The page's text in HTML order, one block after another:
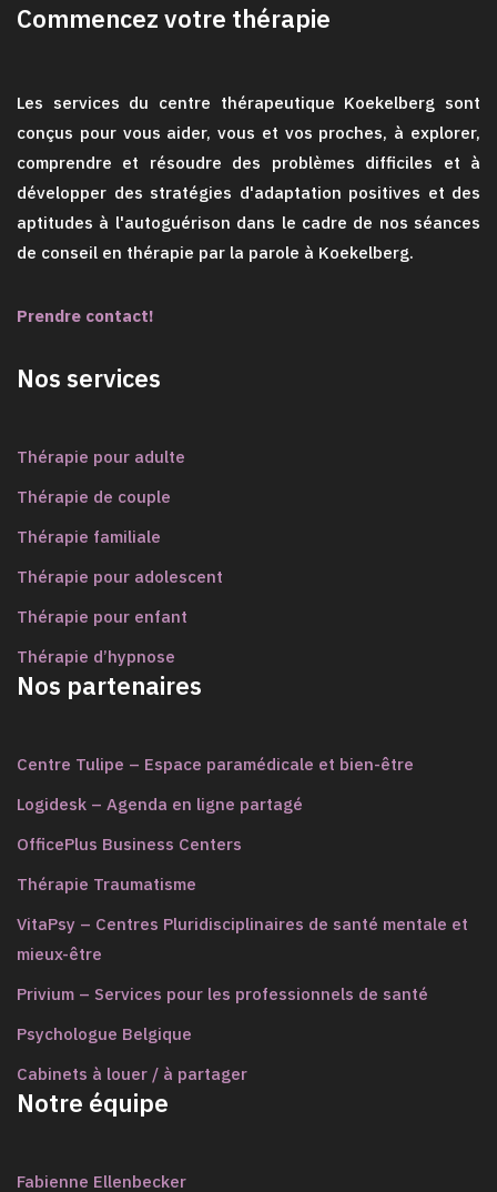
Commencez votre thérapie
Les services du centre thérapeutique Koekelberg sont
conçus pour vous aider, vous et vos proches, à explorer,
comprendre et résoudre des problèmes difficiles et à
développer des stratégies d'adaptation positives et des
aptitudes à l'autoguérison dans le cadre de nos séances
de conseil en thérapie par la parole à Koekelberg.
Prendre contact!
Nos services
Thérapie pour adulte
Thérapie de couple
Thérapie familiale
Thérapie pour adolescent
Thérapie pour enfant
Thérapie d’hypnose
Nos partenaires
Centre Tulipe – Espace paramédicale et bien-être
Logidesk – Agenda en ligne partagé
OfficePlus Business Centers
Thérapie Traumatisme
VitaPsy – Centres Pluridisciplinaires de santé mentale et
mieux-être
Privium – Services pour les professionnels de santé
Psychologue Belgique
Cabinets à louer / à partager
Notre équipe
Fabienne Ellenbecker